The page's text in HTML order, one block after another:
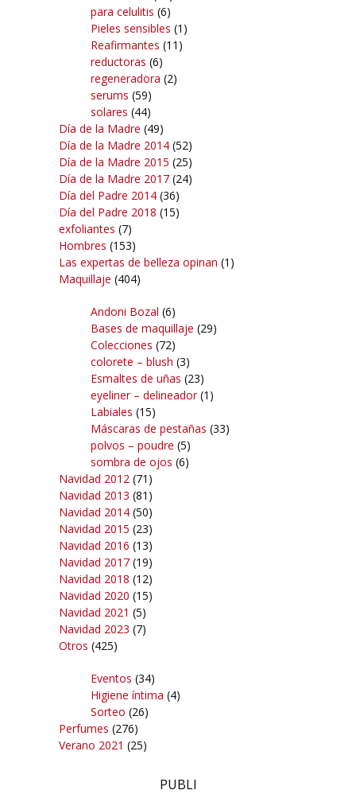
para celulitis (6)
Pieles sensibles (1)
Reafirmantes (11)
reductoras (6)
regeneradora (2)
serums (59)
solares (44)
Día de la Madre (49)
Día de la Madre 2014 (52)
Día de la Madre 2015 (25)
Día de la Madre 2017 (24)
Día del Padre 2014 (36)
Día del Padre 2018 (15)
exfoliantes (7)
Hombres (153)
Las expertas de belleza opinan (1)
Maquillaje (404)
Andoni Bozal (6)
Bases de maquillaje (29)
Colecciones (72)
colorete – blush (3)
Esmaltes de uñas (23)
eyeliner – delineador(1)
Labiales (15)
Máscaras de pestañas (33)
polvos – poudre (5)
sombra de ojos (6)
Navidad 2012 (71)
Navidad 2013 (81)
Navidad 2014 (50)
Navidad 2015 (23)
Navidad 2016 (13)
Navidad 2017 (19)
Navidad 2018 (12)
Navidad 2020 (15)
Navidad 2021 (5)
Navidad 2023 (7)
Otros (425)
Eventos (34)
Higiene íntima (4)
Sorteo (26)
Perfumes (276)
Verano 2021 (25)
PUBLI